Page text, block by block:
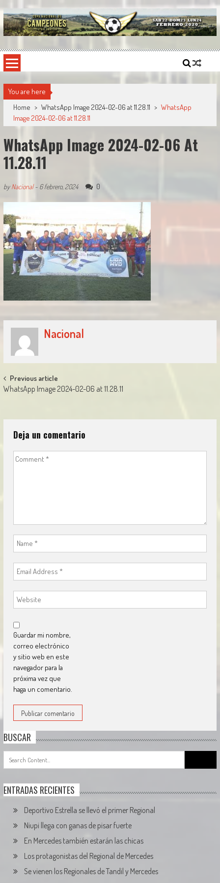
to
content
Copa Nacional de Campeones
You are here
Home > WhatsApp Image 2024-02-06 at 11.28.11 > WhatsApp
Image 2024-02-06 at 11.28.11
WhatsApp Image 2024-02-06 At
11.28.11
byNacional- 6 febrero, 2024 0
Nacional
Post
navigation
Previous article
WhatsApp Image 2024-02-06 at 11.28.11
Deja un comentario
Guardar mi nombre,
correo electrónico
y sitio web en este
navegador para la
próxima vez que
haga un comentario.
BUSCAR
for:
ENTRADAS RECIENTES
Deportivo Estrella se llevó el primer Regional
Niupi llega con ganas de pisar fuerte
En Mercedes también estarán las chicas
Los protagonistas del Regional de Mercedes
Se vienen los Regionales de Tandil y Mercedes